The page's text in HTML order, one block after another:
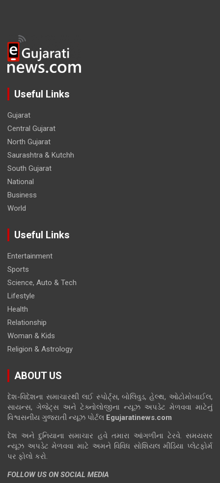
Useful Links
Gujarat
Central Gujarat
North Gujarat
Saurashtra & Kutchh
South Gujarat
National
Business
World
Useful Links
Entertainment
Sports
Science, Auto & Tech
Lifestyle
Health
Relationship
Woman & Kids
Religion & Astrology
ABOUT US
દેશ-વિદેશના સમાચારથી લઈ સ્પોર્ટ્સ, બોલિવુડ, હેલ્થ, ઓટોમોબાઈલ,
સાયન્સ, ગેજેટ્સ અને ટેક્નોલોજીના ન્યૂઝ અપડેટ મેળવવા માટેનું
વિશ્વસનીય ગુજરાતી ન્યૂઝ પોર્ટલ Egujaratinews.com
દેશ અને દુનિયાના સમાચાર હવે તમારા આંગળીના ટેરવે. સમયસર
ન્યૂઝ અપડેટ મેળવવા માટે અમને વિવિધ સોશિયલ મીડિયા પ્લેટફોર્મ
પર ફોલો કરો.
FOLLOW US ON SOCIAL MEDIA